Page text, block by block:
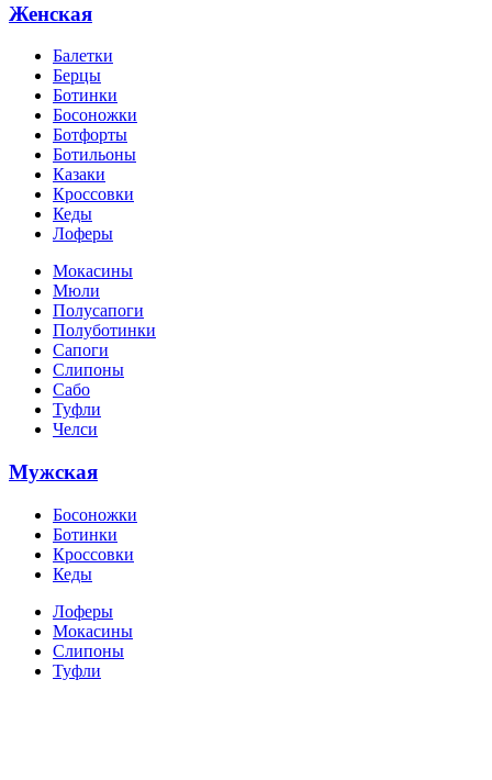
Женская
Балетки
Берцы
Ботинки
Босоножки
Ботфорты
Ботильоны
Казаки
Кроссовки
Кеды
Лоферы
Мокасины
Мюли
Полусапоги
Полуботинки
Сапоги
Слипоны
Сабо
Туфли
Челси
Мужская
Босоножки
Ботинки
Кроссовки
Кеды
Лоферы
Мокасины
Слипоны
Туфли